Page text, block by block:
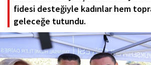
fidesi desteğiyle kadınlar hem
geleceğe tutundu.